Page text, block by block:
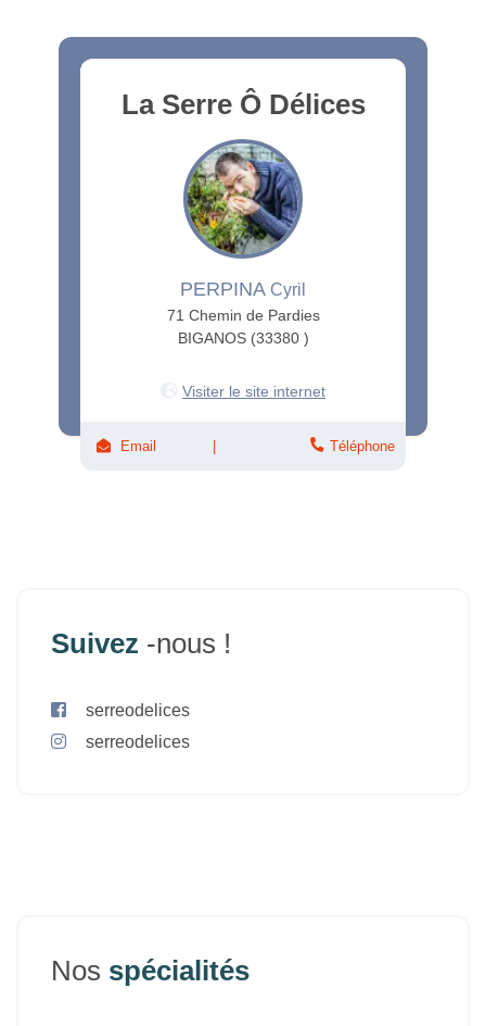
La Serre Ô Délices
PERPINA Cyril
71 Chemin de Pardies
BIGANOS (33380 )
Visiter le site internet
Email Téléphone
Suivez -nous !
serreodelices
serreodelices
Nos spécialités